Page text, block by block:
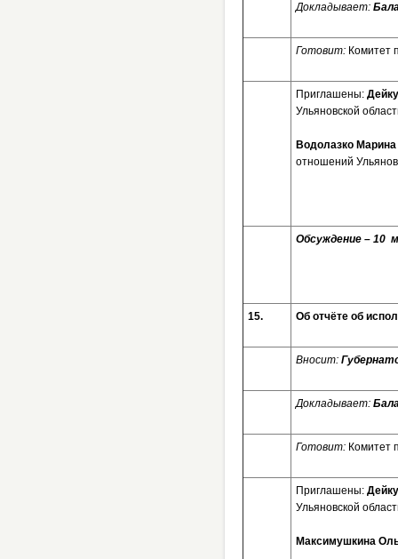
Докладывает:
Готовит: Комитет
Приглашены:
Ульяновской
Водолазко
отношений
Обсуждение –
15. Об отчёте об
Вносит:
Докладывает:
Готовит: Комитет
Приглашены:
Ульяновской
Максимушкина